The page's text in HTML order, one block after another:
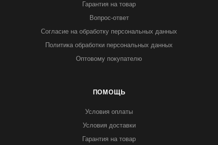
Гарантия на товар
Вопрос-ответ
Согласие на обработку персональных данных
Политика обработки персональных данных
Оптовому покупателю
ПОМОЩЬ
Условия оплаты
Условия доставки
Гарантия на товар